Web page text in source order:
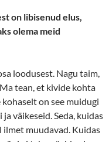
on libisenud elus,
olema meid
loodusest. Nagu taim,
tean, et kivide kohta
on see muidugi
väikeseid. Seda, kuidas
ilmet muudavad. Kuidas